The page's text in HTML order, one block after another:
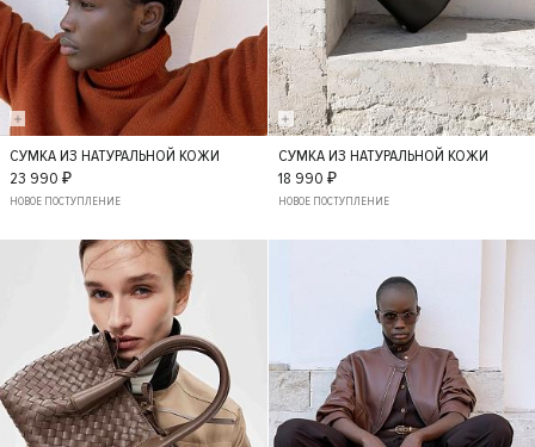
S
СУМКА ИЗ НАТУРАЛЬНОЙ КОЖИ
23 990 ₽
НОВОЕ ПОСТУПЛЕНИЕ
S
СУМКА ИЗ НАТУРАЛЬНОЙ КОЖИ
18 990 ₽
НОВОЕ ПОСТУПЛЕНИЕ